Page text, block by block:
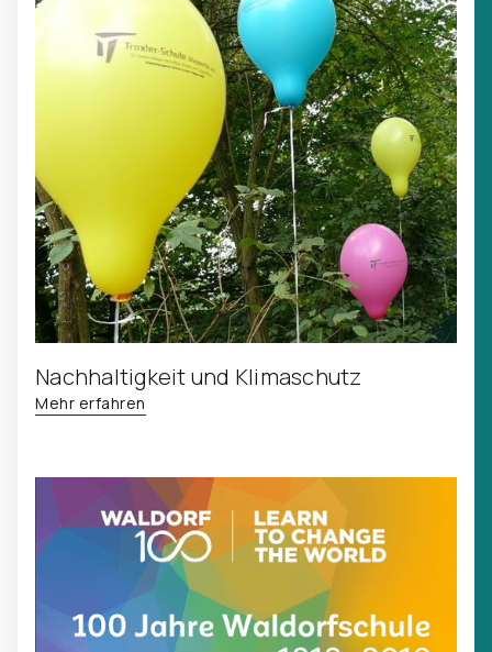
Nachhaltigkeit und Klimaschutz
Mehr erfahren